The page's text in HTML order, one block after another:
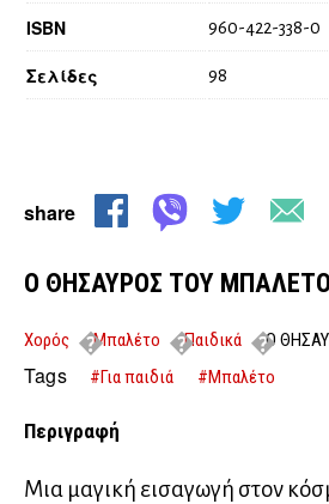
ISBN 960-422-338-0
Σελίδες 98
share
Ο ΘΗΣΑΥΡΟΣ ΤΟΥ
Χορός Μπαλέτο Παιδικά
Ο
OF STOCK
Tags #Για παιδιά #Μπαλέτο
Περιγραφή
Μια μαγική εισαγωγή στον